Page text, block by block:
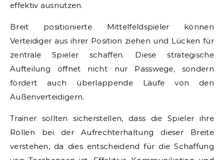
effektiv ausnutzen.
Breit positionierte Mittelfeldspieler können
Verteidiger aus ihrer Position ziehen und Lücken für
zentrale Spieler schaffen. Diese strategische
Aufteilung öffnet nicht nur Passwege, sondern
fördert auch überlappende Läufe von den
Außenverteidigern.
Trainer sollten sicherstellen, dass die Spieler ihre
Rollen bei der Aufrechterhaltung dieser Breite
verstehen, da dies entscheidend für die Schaffung